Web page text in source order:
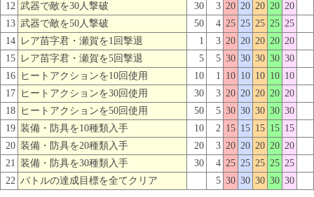
12 武器で敵を30人撃破 30 3 20 20 20 20 20
13 武器で敵を50人撃破 50 4 25 25 25 25 25
14 レア苗字君・瀬賀を1回撃退 1 3 20 20 20 20 20
15 レア苗字君・瀬賀を5回撃退 5 5 30 30 30 30 30
16
ヒートアクションを10回使用 10 1 10 10 10 10 10
17
ヒートアクションを30回使用 30 3 20 20 20 20 20
18
ヒートアクションを50回使用 50 5 30 30 30 30 30
19 装備・防具を10種類入手 10 2 15 15 15 15 15
20 装備・防具を20種類入手 20 3 20 20 20 20 20
21 装備・防具を30種類入手 30 4 25 25 25 25 25
22 バトルの達成目標を全てクリア 5 30 30 30 30 30